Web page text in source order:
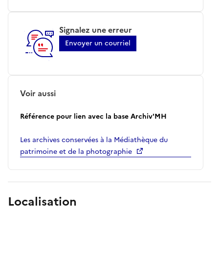
Signalez une erreur
Envoyer un courriel
Voir aussi
Référence pour lien avec la base Archiv'MH
Les archives conservées à la Médiathèque du
patrimoine et de la photographie
Localisation